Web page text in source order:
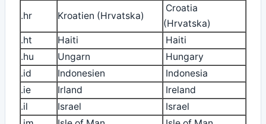
.hr Kroatien (Hrvatska)
Croatia
(Hrvatska)
.ht
Haiti
Haiti
.hu
Ungarn
Hungary
.id
Indonesien
Indonesia
.ie
Irland
Ireland
.il
Israel
Israel